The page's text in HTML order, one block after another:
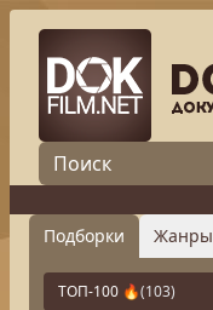
Подборки Жанры
ТОП-100 🔥(103)